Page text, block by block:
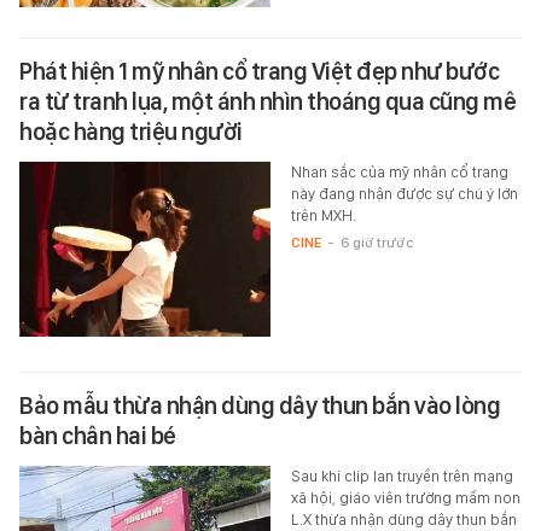
Phát hiện 1 mỹ nhân cổ trang Việt đẹp như bước
ra từ tranh lụa, một ánh nhìn thoáng qua cũng mê
hoặc hàng triệu người
Nhan sắc của mỹ nhân cổ trang
này đang nhận được sự chú ý lớn
trên MXH.
CINE - 6 giờ trước
Bảo mẫu thừa nhận dùng dây thun bắn vào lòng
bàn chân hai bé
Sau khi clip lan truyền trên mạng
xã hội, giáo viên trường mầm non
L.X thừa nhận dùng dây thun bắn